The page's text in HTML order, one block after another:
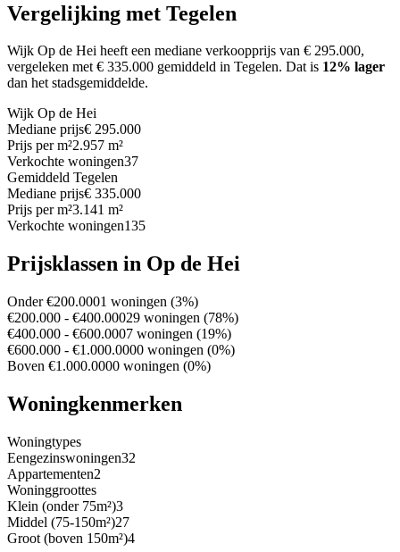
Vergelijking met Tegelen
Wijk Op de Hei heeft een mediane verkoopprijs van € 295.000,
vergeleken met € 335.000 gemiddeld in Tegelen. Dat is 12% lager
dan het stadsgemiddelde.
Wijk Op de Hei
Mediane prijs€ 295.000
Prijs per m²2.957 m²
Verkochte woningen37
Gemiddeld Tegelen
Mediane prijs€ 335.000
Prijs per m²3.141 m²
Verkochte woningen135
Prijsklassen in Op de Hei
Onder €200.0001 woningen (3%)
€200.000 - €400.00029 woningen (78%)
€400.000 - €600.0007 woningen (19%)
€600.000 - €1.000.0000 woningen (0%)
Boven €1.000.0000 woningen (0%)
Woningkenmerken
Woningtypes
Eengezinswoningen32
Appartementen2
Woninggroottes
Klein (onder 75m²)3
Middel (75-150m²)27
Groot (boven 150m²)4